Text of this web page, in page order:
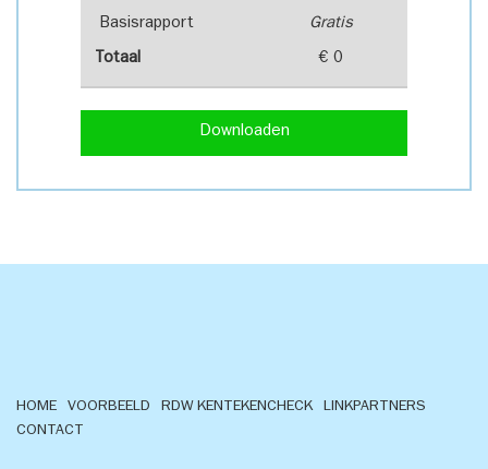
Basisrapport Gratis
Totaal € 0
Downloaden
HOME VOORBEELD RDW KENTEKENCHECK
LINKPARTNERS
CONTACT